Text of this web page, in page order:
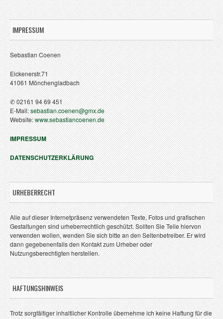
IMPRESSUM
Sebastian Coenen
Eickenerstr.71
41061 Mönchengladbach
✆ 02161 94 69 451
E-Mail:sebastian.coenen@gmx.de
Website:www.sebastiancoenen.de
IMPRESSUM
DATENSCHUTZERKLÄRUNG
URHEBERRECHT
Alle auf dieser Internetpräsenz verwendeten Texte, Fotos und grafischen
Gestaltungen sind urheberrechtlich geschützt. Sollten Sie Teile hiervon
verwenden wollen, wenden Sie sich bitte an den Seitenbetreiber. Er wird
dann gegebenenfalls den Kontakt zum Urheber oder
Nutzungsberechtigten herstellen.
HAFTUNGSHINWEIS
Trotz sorgfältiger inhaltlicher Kontrolle übernehme ich keine Haftung für die